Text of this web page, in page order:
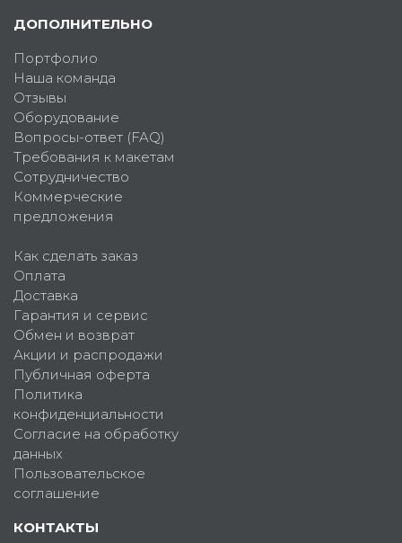
ДОПОЛНИТЕЛЬНО
Портфолио
Наша команда
Отзывы
Оборудование
Вопросы-ответ (FAQ)
Требования к макетам
Сотрудничество
Коммерческие
предложения
Как сделать заказ
Оплата
Доставка
Гарантия и сервис
Обмен и возврат
Акции и распродажи
Публичная оферта
Политика
конфиденциальности
Согласие на обработку
данных
Пользовательское
соглашение
КОНТАКТЫ